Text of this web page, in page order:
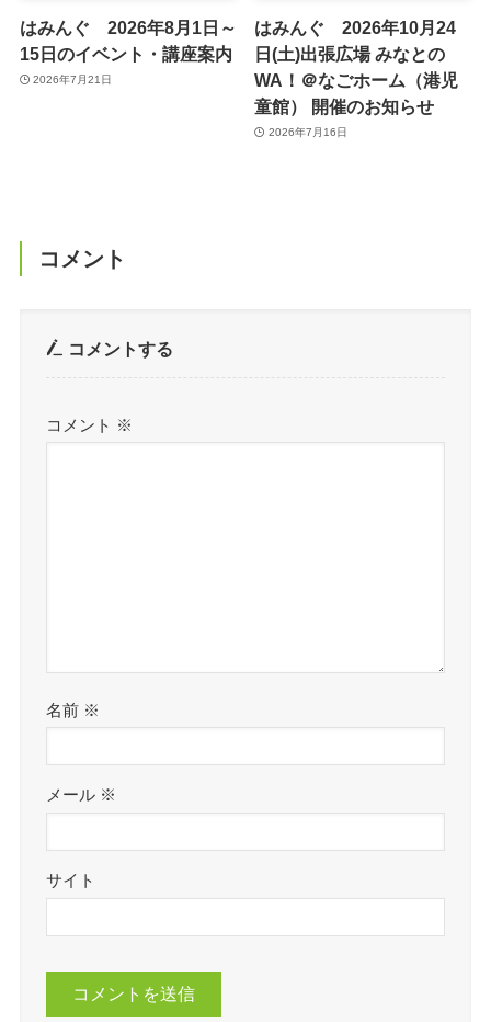
はみんぐ 2026年8月1日～
15日のイベント・講座案内
2026年7月21日
はみんぐ 2026年10月24
日(土)出張広場 みなとの
WA！＠なごホーム（港児
童館） 開催のお知らせ
2026年7月16日
コメント
コメントする
コメント ※
名前 ※
メール ※
サイト